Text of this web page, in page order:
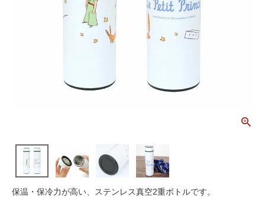
保温・保冷力が高い、ステンレス真空2重ボトルです。